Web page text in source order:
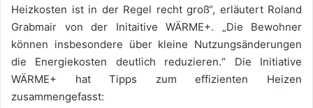
Heizkosten ist in der Regel recht groß“, erläutert Roland
Grabmair von der Initaitive WÄRME+. „Die Bewohner
können insbesondere über kleine Nutzungsänderungen
die Energiekosten deutlich reduzieren.“ Die Initiative
WÄRME+ hat Tipps zum effizienten Heizen
zusammengefasst: